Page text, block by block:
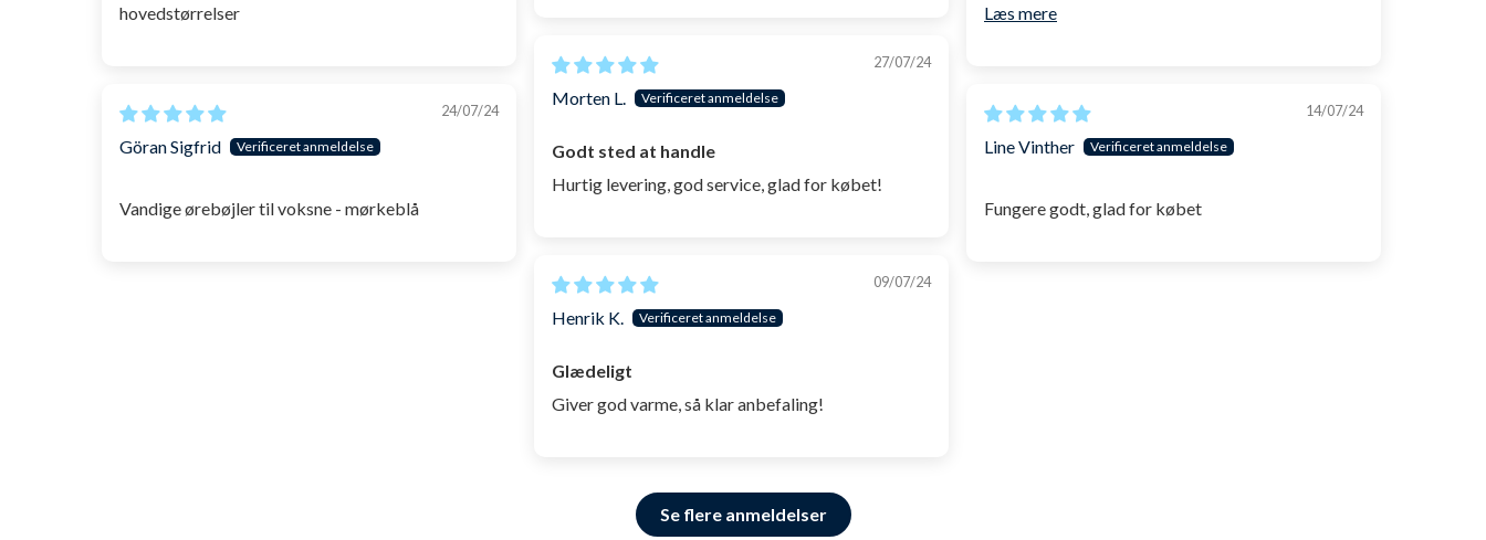
hovedstørrelser
Læs mere
27/07/24
Morten L.
Godt sted at handle
Hurtig levering, god service, glad for købet!
24/07/24
Göran Sigfrid
Vandige ørebøjler til voksne - mørkeblå
14/07/24
Line Vinther
Fungere godt, glad for købet
09/07/24
Henrik K.
Glædeligt
Giver god varme, så klar anbefaling!
Se flere anmeldelser